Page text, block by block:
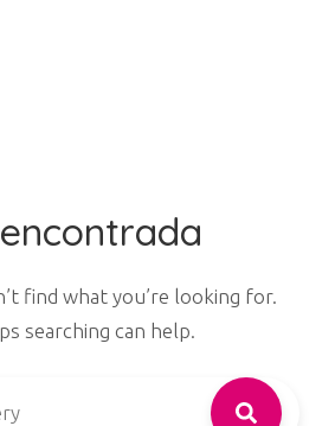
find what you’re looking for.
searching can help.